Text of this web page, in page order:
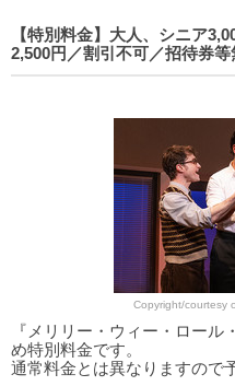
【特別料金】大人、シニア
2,500円／割引不可／招待券
Copyright/courtesy
『メリリー・ウィー・ロー
め特別料金です。
通常料金とは異なりますので